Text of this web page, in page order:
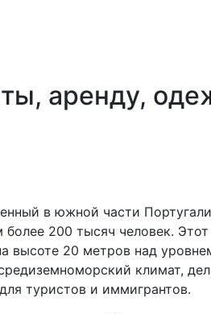
аренду,
в южной части
более 200 тысяч человек.
высоте 20 метров над
климат,
туристов и иммигрантов.